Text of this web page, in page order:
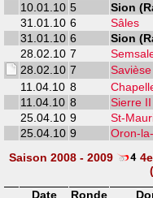
10.01.10 5 Sion
31.01.10 6 Sâles
31.01.10 6 Sion
28.02.10 7
28.02.10 7 Savièse
11.04.10 8
11.04.10 8 Sierre II
25.04.10 9 St-
25.04.10 9 Oron-
Saison 2008 - 2009
4e
Date
Ronde